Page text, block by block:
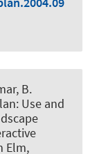
B.
Use and
Elm,